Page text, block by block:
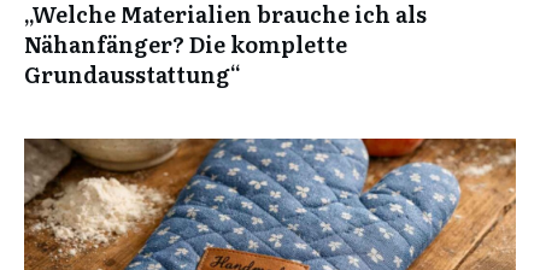
„Welche Materialien brauche ich als
Nähanfänger? Die komplette
Grundausstattung“